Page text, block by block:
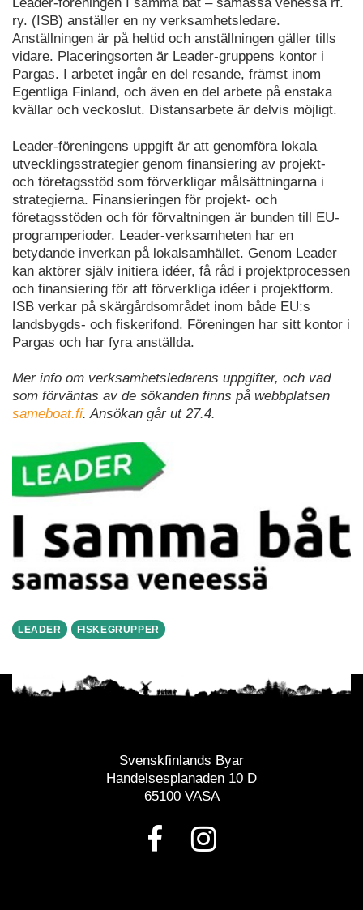
LEADER FISKEGRUPPER
ry. (ISB) anställer en ny verksamhetsledare.
Anställningen är på heltid och anställningen gäller tills
vidare. Placeringsorten är Leader-gruppens kontor i
Pargas. I arbetet ingår en del resande, främst inom
Egentliga Finland, och även en del arbete på enstaka
kvällar och veckoslut. Distansarbete är delvis möjligt.
Leader-föreningens uppgift är att genomföra lokala
utvecklingsstrategier genom finansiering av projekt-
och företagsstöd som förverkligar målsättningarna i
strategierna. Finansieringen för projekt- och
företagsstöden och för förvaltningen är bunden till EU-
programperioder. Leader-verksamheten har en
betydande inverkan på lokalsamhället. Genom Leader
kan aktörer själv initiera idéer, få råd i projektprocessen
och finansiering för att förverkliga idéer i projektform.
ISB verkar på skärgårdsområdet inom både EU:s
landsbygds- och fiskerifond. Föreningen har sitt kontor i
Pargas och har fyra anställda.
Mer info om verksamhetsledarens uppgifter, och vad
som förväntas av de sökanden finns på webbplatsen
sameboat.fi. Ansökan går ut 27.4.
Svenskfinlands Byar
Handelsesplanaden 10 D
65100 VASA